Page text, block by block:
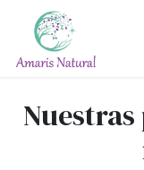
Ir al contenido